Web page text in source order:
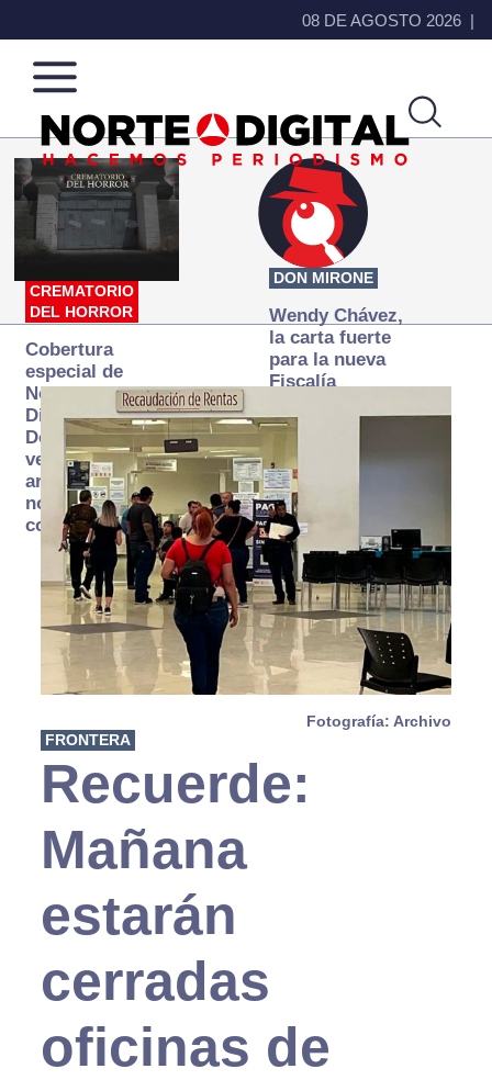
08 DE AGOSTO 2026
Norte
de
Ciudad
Más
que
noticias,
hacemos periodismo
CREMATORIO
DEL HORROR
Cobertura
especial de
Norte
Digital:
Donde la
verdad
arde… pero
no se
consume
DON MIRONE
Wendy Chávez,
la carta fuerte
para la nueva
Fiscalía
Fotografía: Archivo
FRONTERA
Recuerde:
Mañana
estarán
cerradas
oficinas de